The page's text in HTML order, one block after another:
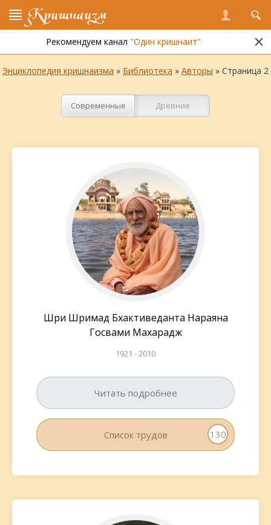
Кришнаизм
Рекомендуем канал "Один кришнаит"
Кришнаиты
древние и современные авторы
Энциклопедия кришнаизма » Библиотека » Авторы » Страница 2
Современные Древние
Шри Шримад Бхактиведанта Нараяна
Госвами Махарадж
1921 - 2010
Читать подробнее
Список трудов 130